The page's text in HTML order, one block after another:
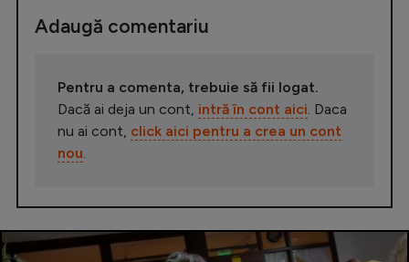
Adaugă comentariu
Pentru a comenta, trebuie să fii logat.
Dacă ai deja un cont, intră în cont aici . Daca
nu ai cont, click aici pentru a crea un cont
nou